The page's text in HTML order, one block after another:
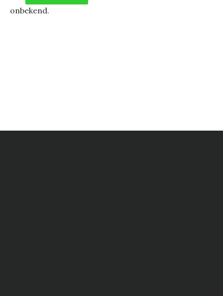
onbekend.